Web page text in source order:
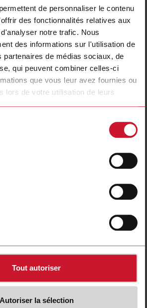
de personnaliser le contenu
des fonctionnalités relatives aux
notre trafic. Nous
des informations sur l'utilisation de
partenaires de médias sociaux, de
qui peuvent combiner celles-ci
que vous leur avez fournies ou
lors de votre utilisation de leurs
Tout autoriser
Autoriser la sélection
Détails
Fiche technique
Détails
Détails
Fiche technique